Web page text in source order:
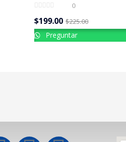
0
$199.00 $225.00
Preguntar